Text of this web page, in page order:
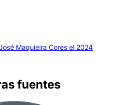
Maquieira Cores el 2024
fuentes